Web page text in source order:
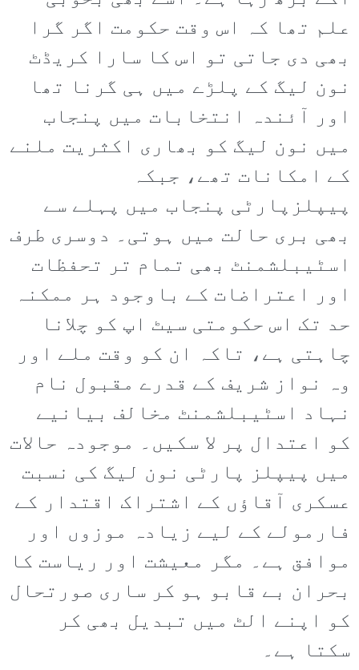
علم تھا کہ اس وقت حکومت اگر گرا
بھی دی جاتی تو اس کا سارا کریڈٹ
نون لیگ کے پلڑے میں ہی گرنا تھا
اور آئندہ انتخابات میں پنجاب
میں نون لیگ کو بھاری اکثریت ملنے
کے امکانات تھے، جبکہ
پیپلزپارٹی پنجاب میں پہلے سے
بھی بری حالت میں ہوتی۔ دوسری طرف
اسٹیبلشمنٹ بھی تمام تر تحفظات
اور اعتراضات کے باوجود ہر ممکنہ
حد تک اس حکومتی سیٹ اپ کو چلانا
چاہتی ہے، تاکہ ان کو وقت ملے اور
وہ نواز شریف کے قدرے مقبول نام
نہاد اسٹیبلشمنٹ مخالف بیانیے
کو اعتدال پر لا سکیں۔ موجودہ حالات
میں پیپلز پارٹی نون لیگ کی نسبت
عسکری آقاؤں کے اشتراک اقتدار کے
فارمولے کے لیے زیادہ موزوں اور
موافق ہے۔ مگر معیشت اور ریاست کا
بحران بے قابو ہو کر ساری صورتحال
کو اپنے الٹ میں تبدیل بھی کر
سکتا ہے۔